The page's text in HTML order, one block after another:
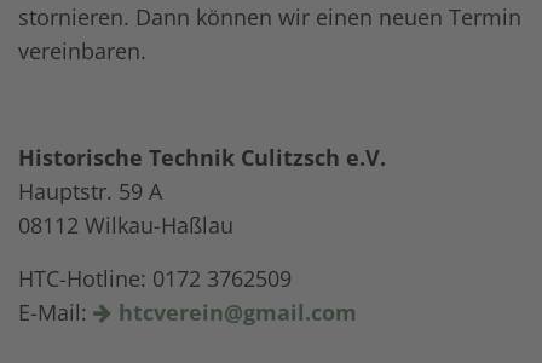
stornieren. Dann können wir einen neuen Termin
vereinbaren.
Historische Technik Culitzsch e.V.
Hauptstr. 59 A
08112 Wilkau-Haßlau‎
HTC-Hotline: 0172 3762509
E-Mail:
htcverein@gmail.com